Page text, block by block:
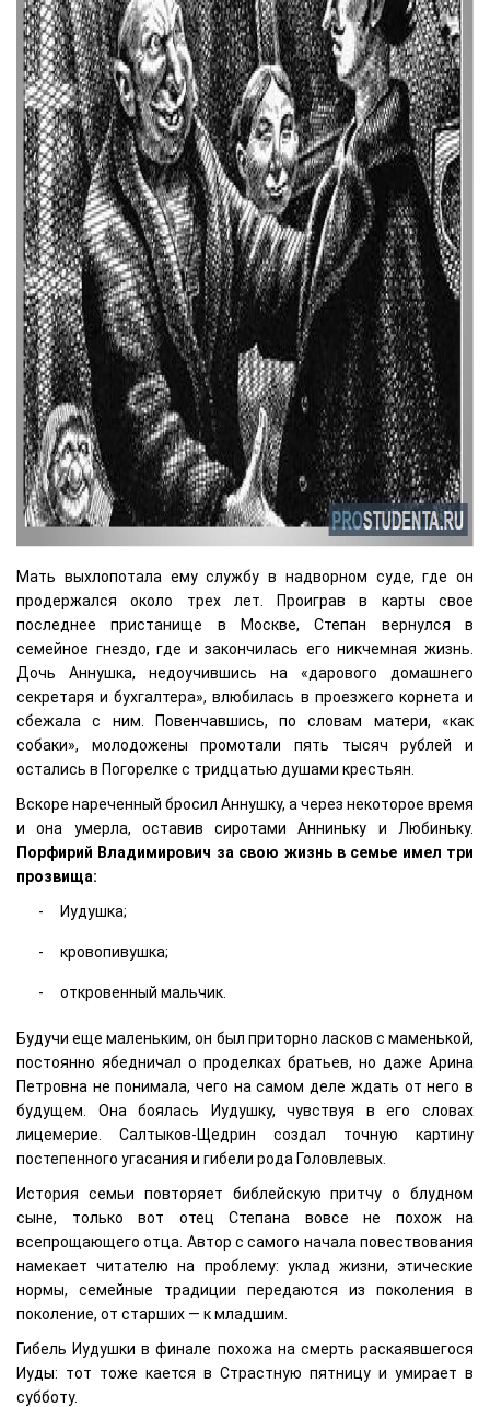
Мать выхлопотала ему службу в надворном суде, где он
продержался около трех лет. Проиграв в карты свое
последнее пристанище в Москве, Степан вернулся в
семейное гнездо, где и закончилась его никчемная жизнь.
Дочь Аннушка, недоучившись на «дарового домашнего
секретаря и бухгалтера», влюбилась в проезжего корнета и
сбежала с ним. Повенчавшись, по словам матери, «как
собаки», молодожены промотали пять тысяч рублей и
остались в Погорелке с тридцатью душами крестьян.
Вскоре нареченный бросил Аннушку, а через некоторое время
и она умерла, оставив сиротами Анниньку и Любиньку.
Порфирий Владимирович за свою жизнь в семье имел три
прозвища:
Иудушка;
кровопивушка;
откровенный мальчик.
Будучи еще маленьким, он был приторно ласков с маменькой,
постоянно ябедничал о проделках братьев, но даже Арина
Петровна не понимала, чего на самом деле ждать от него в
будущем. Она боялась Иудушку, чувствуя в его словах
лицемерие. Салтыков-Щедрин создал точную картину
постепенного угасания и гибели рода Головлевых.
История семьи повторяет библейскую притчу о блудном
сыне, только вот отец Степана вовсе не похож на
всепрощающего отца. Автор с самого начала повествования
намекает читателю на проблему: уклад жизни, этические
нормы, семейные традиции передаются из поколения в
поколение, от старших — к младшим.
Гибель Иудушки в финале похожа на смерть раскаявшегося
Иуды: тот тоже кается в Страстную пятницу и умирает в
субботу.